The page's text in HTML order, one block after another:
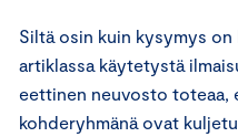
Siltä osin kuin kysymys
artiklassa käytetystä
eettinen neuvosto toteaa,
kohderyhmänä ovat